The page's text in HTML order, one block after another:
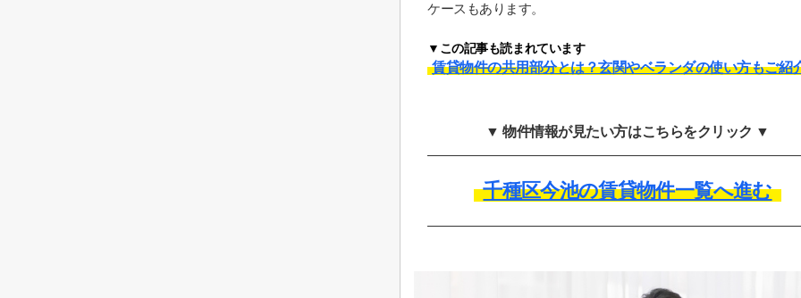
ケースもあります。
▼この記事も読まれています
賃貸物件の共用部分とは？玄関やベランダの使い方もご紹
▼ 物件情報が見たい方はこちらをクリック ▼
千種区今池の賃貸物件一覧へ進む